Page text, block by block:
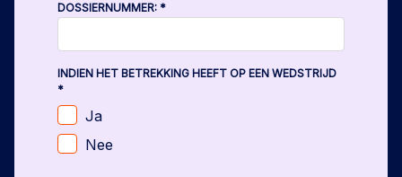
DOSSIERNUMMER: *
INDIEN HET BETREKKING HEEFT OP EEN WEDSTRIJD
*
Ja
Nee